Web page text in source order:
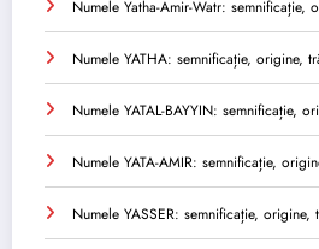
Numele Yatha-Amir-Watr: semnificație,
Numele YATHA: semnificație, origine,
Numele YATAL-BAYYIN: semnificație,
Numele YATA-AMIR: semnificație,
Numele YASSER: semnificație, origine,